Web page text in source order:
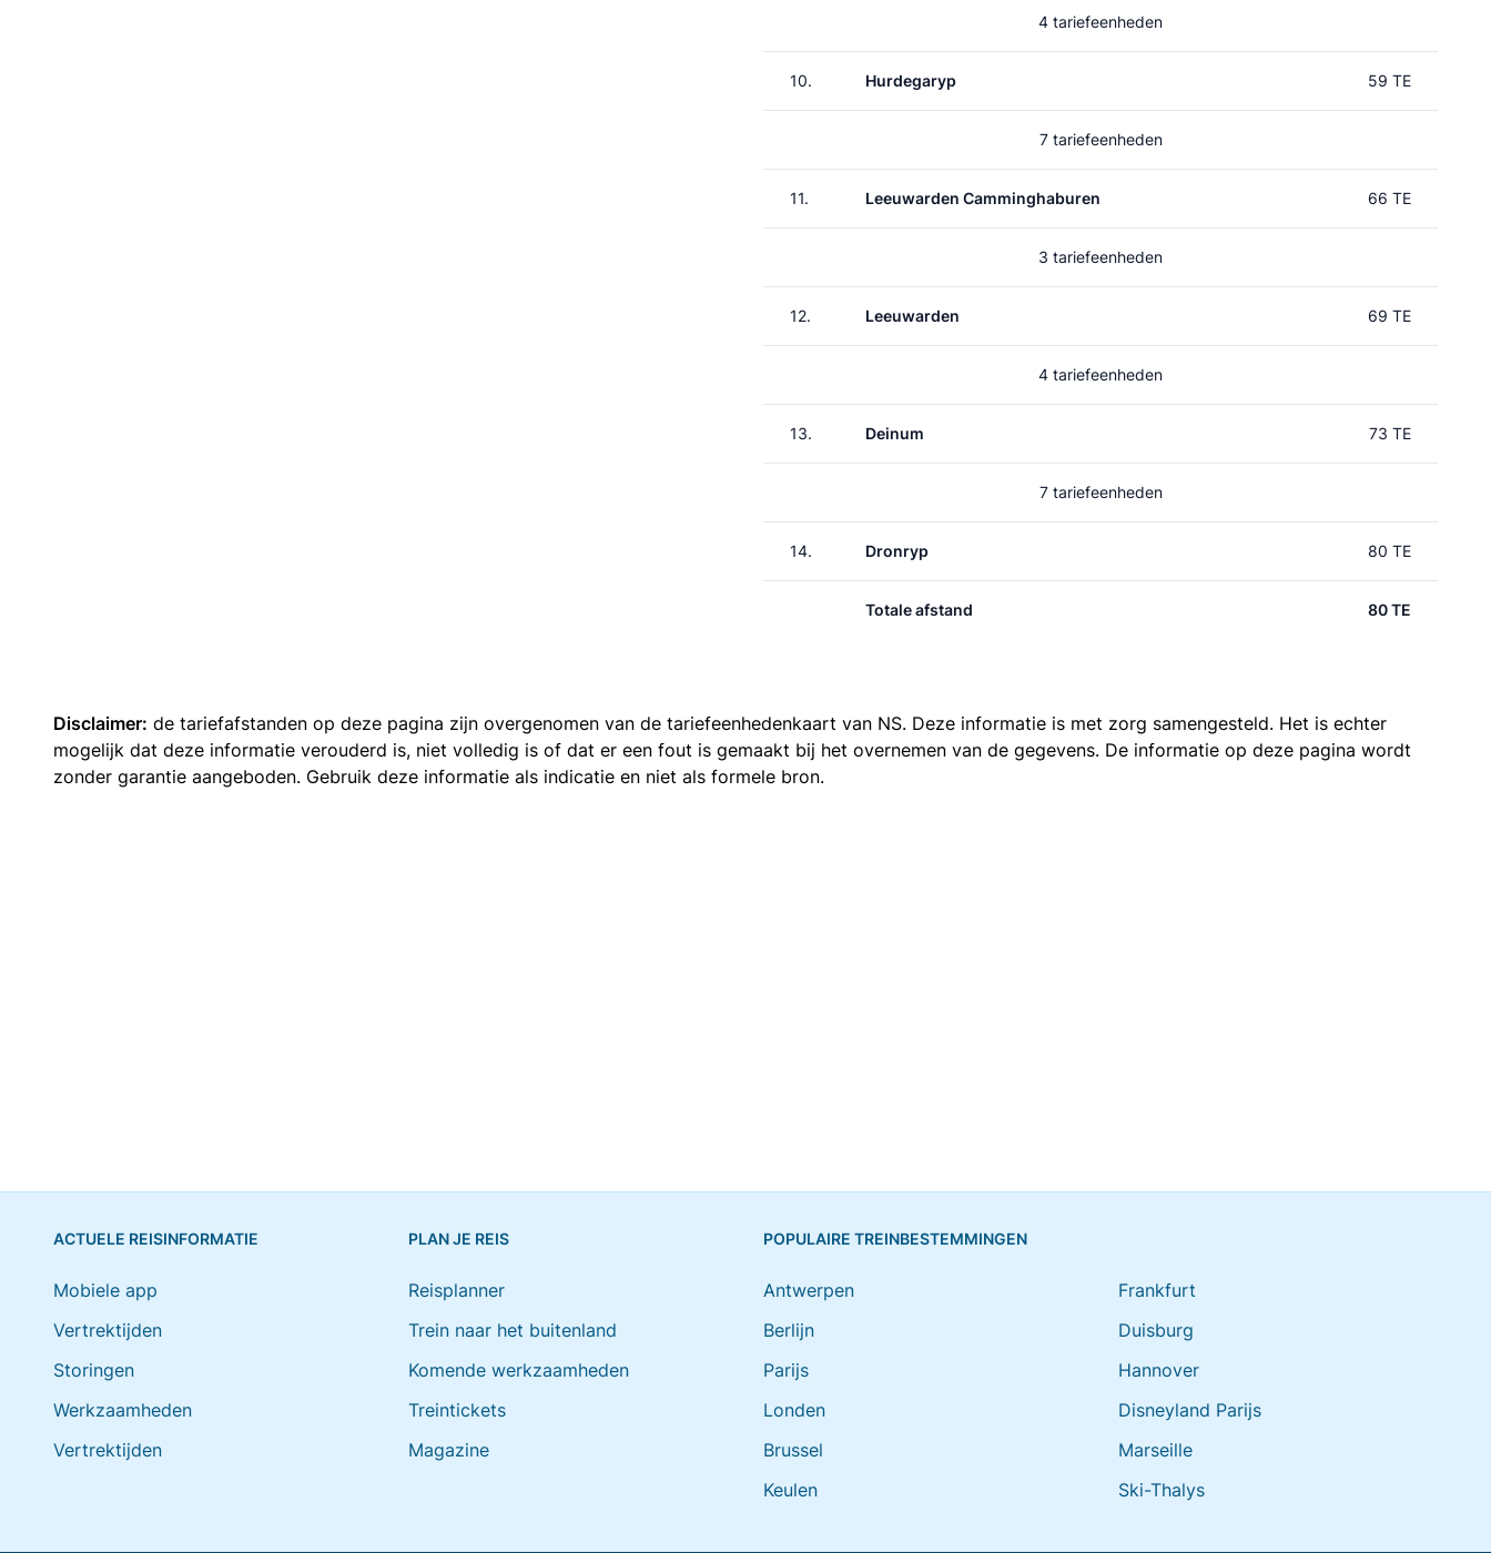
4 tariefeenheden
10. Hurdegaryp 59 TE
7 tariefeenheden
11. Leeuwarden Camminghaburen 66 TE
3 tariefeenheden
12. Leeuwarden 69 TE
4 tariefeenheden
13. Deinum 73 TE
7 tariefeenheden
14. Dronryp 80 TE
Totale afstand 80 TE
Disclaimer: de tariefafstanden op deze pagina zijn overgenomen van de tariefeenhedenkaart van NS. Deze informatie is met zorg samengesteld. Het is echter
mogelijk dat deze informatie verouderd is, niet volledig is of dat er een fout is gemaakt bij het overnemen van de gegevens. De informatie op deze pagina wordt
zonder garantie aangeboden. Gebruik deze informatie als indicatie en niet als formele bron.
ACTUELE REISINFORMATIE
Mobiele app
Vertrektijden
Storingen
Werkzaamheden
Vertrektijden
PLAN JE REIS
Reisplanner
Trein naar het buitenland
Komende werkzaamheden
Treintickets
Magazine
POPULAIRE TREINBESTEMMINGEN
Antwerpen
Berlijn
Parijs
Londen
Brussel
Keulen
Frankfurt
Duisburg
Hannover
Disneyland Parijs
Marseille
Ski-Thalys